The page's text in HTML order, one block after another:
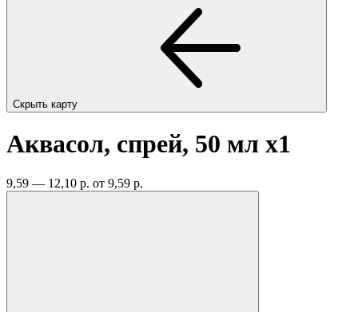
Скрыть карту
Аквасол, спрей, 50 мл x1
9,59 — 12,10 р. от 9,59 р.